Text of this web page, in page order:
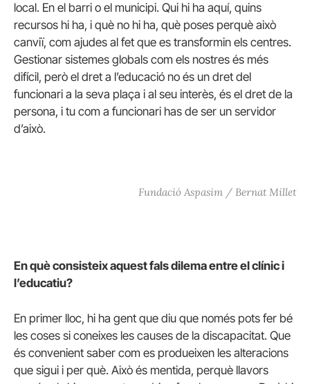
local. En el barri o el municipi. Qui hi ha aquí, quins
recursos hi ha, i què no hi ha, què poses perquè això
canviï, com ajudes al fet que es transformin els centres.
Gestionar sistemes globals com els nostres és més
difícil, però el dret a l’educació no és un dret del
funcionari a la seva plaça i al seu interès, és el dret de la
persona, i tu com a funcionari has de ser un servidor
d’això.
Fundació Aspasim / Bernat Millet
En què consisteix aquest fals dilema entre el clínic i
l’educatiu?
En primer lloc, hi ha gent que diu que només pots fer bé
les coses si coneixes les causes de la discapacitat. Que
és convenient saber com es produeixen les alteracions
que sigui i per què. Això és mentida, perquè llavors